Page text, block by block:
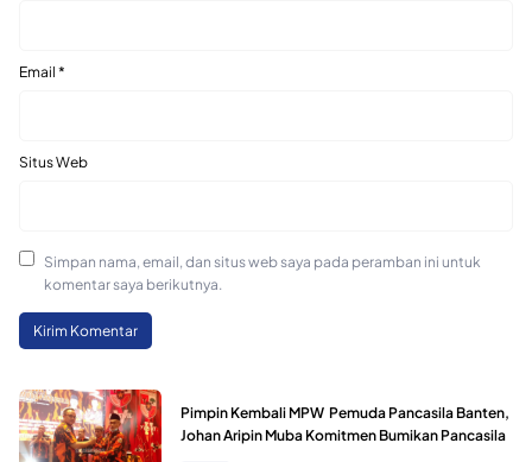
Email *
Situs Web
Simpan nama, email, dan situs web saya pada peramban ini untuk
komentar saya berikutnya.
Pimpin Kembali MPW Pemuda Pancasila Banten,
Johan Aripin Muba Komitmen Bumikan Pancasila